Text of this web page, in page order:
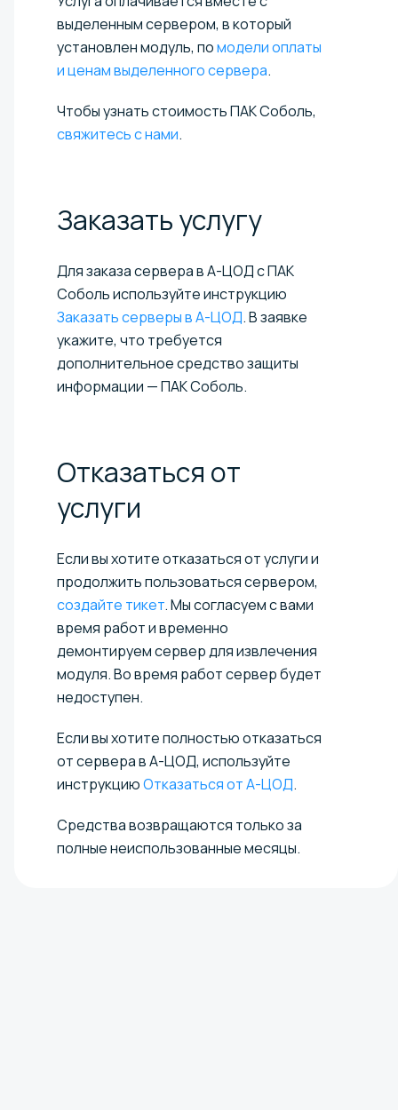
выделенным сервером, в который
установлен модуль, помодели оплаты
и ценам выделенного сервера.
Чтобы узнать стоимость ПАК Соболь,
свяжитесь с нами.
Заказатьуслугу
Для заказа сервера в А-ЦОД с ПАК
Соболь используйте инструкцию
Заказать серверы в А-ЦОД. В заявке
укажите, что требуется
дополнительное средство защиты
информации — ПАК Соболь.
Отказаться от
услуги
Если вы хотите отказаться от услуги и
продолжить пользоваться сервером,
создайте тикет. Мы согласуем с вами
время работ и временно
демонтируем сервер для извлечения
модуля. Во время работ сервер будет
недоступен.
Если вы хотите полностью отказаться
от сервера в А-ЦОД, используйте
инструкциюОтказаться от А-ЦОД.
Средства возвращаются только за
полные неиспользованные месяцы.